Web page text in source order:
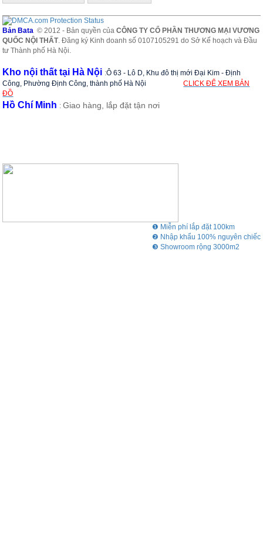
Bản Bata © 2012 - Bản quyền củaCÔNG TY CỔ PHẦN THƯƠNG MẠI VƯƠNG
QUỐC NỘI THẤT. Đăng ký Kinh doanh số 0107105291 do Sở Kế hoạch và Đầu
tư Thành phố Hà Nội.
Kho nội thất tại Hà Nội :Ô 63 - Lô D, Khu đô thị mới Đại Kim - Định
Công, Phường Định Công, thành phố Hà Nội
CLICK ĐỂ XEM BẢN
ĐỒ
Hồ Chí Minh :Giao hàng, lắp đặt tận nơi
❶ Miễn phí lắp đặt 100km
❷ Nhập khẩu 100% nguyên chiếc
❸ Showroom rộng 3000m2